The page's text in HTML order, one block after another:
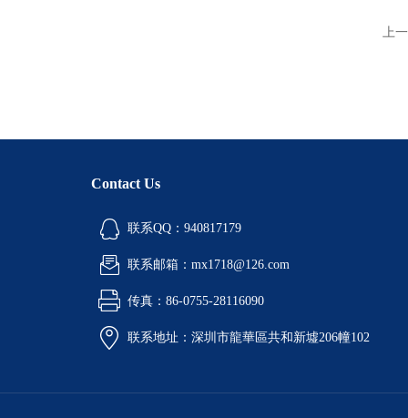
上
Contact Us
联系QQ：940817179
联系邮箱：mx1718@126.com
传真：86-0755-28116090
联系地址：深圳市龍華區共和新墟206幢102